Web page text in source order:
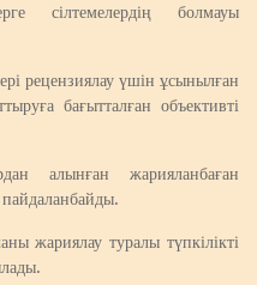
сілтемелердің болмауы
рецензиялау үшін ұсынылған
бағытталған объективті
алынған жарияланбаған
пайдаланбайды.
жариялау туралы түпкілікті